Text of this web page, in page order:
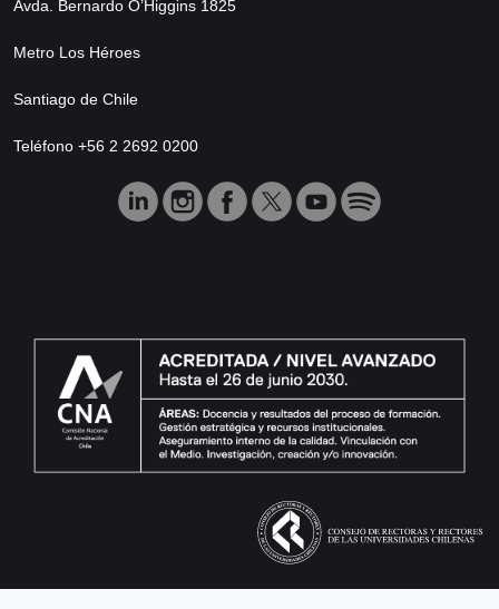
Avda. Bernardo O’Higgins 1825
Metro Los Héroes
Santiago de Chile
Teléfono +56 2 2692 0200